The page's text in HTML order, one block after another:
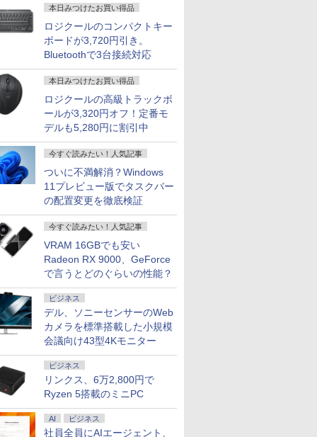
本日みつけたお買い得品
ロジクールのコンパクトキー
ボードが3,720円引き。
Bluetoothで3台接続対応
本日みつけたお買い得品
ロジクールの高級トラックボ
ールが3,320円オフ！定番モ
デルも5,280円に割引中
今すぐ読みたい！人気記事
ついに不満解消？Windows
11プレビュー版でタスクバー
の配置変更を徹底検証
今すぐ読みたい！人気記事
VRAM 16GBでも安い
Radeon RX 9000、GeForce
で言うとどのぐらいの性能？
ビジネス
デル、ソニーセンサーのWeb
カメラを標準搭載した小規模
会議向け43型4Kモニター
ビジネス
リンクス、6万2,800円で
Ryzen 5搭載のミニPC
AI ビジネス
社員全員にAIエージェント、